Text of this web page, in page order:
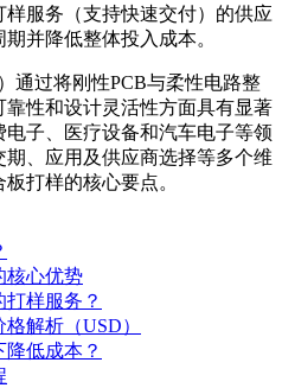
服务（支持快速交付）的供应
并降低整体投入成本。
通过将刚性PCB与柔性电路整
性和设计灵活性方面具有显著
子、医疗设备和汽车电子等领
、应用及供应商选择等多个维
打样的核心要点。
核心优势
样服务？
解析（USD）
低成本？